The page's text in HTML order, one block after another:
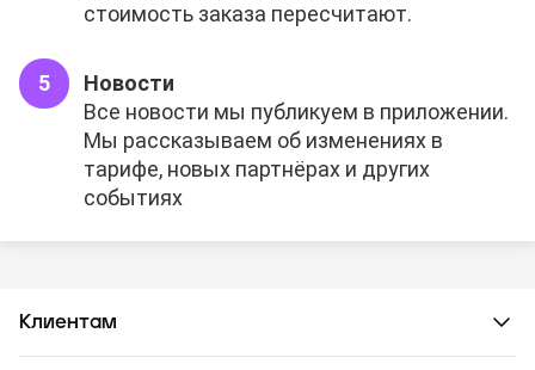
стоимость заказа пересчитают.
Новости
Все новости мы публикуем в приложении.
Мы рассказываем об изменениях в
тарифе, новых партнёрах и других
событиях
Клиентам